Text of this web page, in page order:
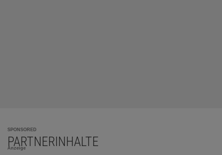
SPONSORED
PARTNERINHALTE
Anzeige